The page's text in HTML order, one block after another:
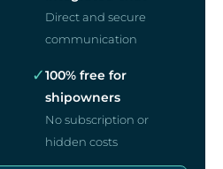
Direct and secure
communication
✓100% free for
shipowners
No subscription or
hidden costs